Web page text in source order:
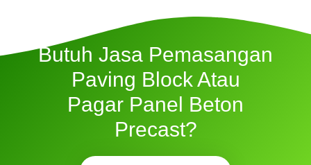
Butuh Jasa Pemasangan
Paving Block Atau
Pagar Panel Beton
Precast?